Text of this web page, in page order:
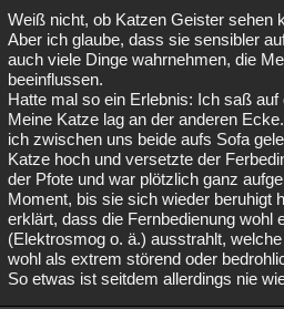
Weiß nicht, ob Katzen Geister sehen
Aber ich glaube, dass sie sensibler
auch viele Dinge wahrnehmen, die
beeinflussen.
Hatte mal so ein Erlebnis: Ich saß
Meine Katze lag an der anderen
ich zwischen uns beide aufs Sofa
Katze hoch und versetzte der
der Pfote und war plötzlich ganz
Moment, bis sie sich wieder beruhigt
erklärt, dass die Fernbedienung wohl
(Elektrosmog o. ä.) ausstrahlt,
wohl als extrem störend oder
So etwas ist seitdem allerdings nie